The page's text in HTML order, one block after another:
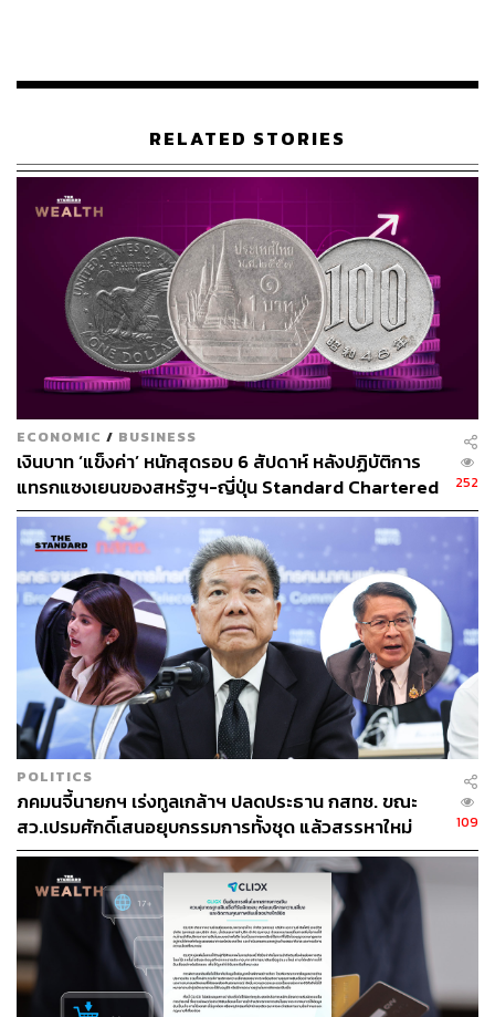
ทั้งนี้ ผลสำรวจการใช้จ่ายรายวัน (Daily Payment Survey)
ของ ธปท. ที่เก็บข้อมูลจาก 6,000 ตัวอย่างทั่วประเทศแบบปี
เว้นปี พบว่าเทรนด์การใช้เงินสดของคนไทยในช่วงหลายปีที่
ผ่านมาปรับลดลงอย่างต่อเนื่อง จากในปี 2560 ที่สัดส่วนการ
ใช้เงินสดอยู่ที่ 96% ขณะที่ช่องทางดิจิทัลมีเพียง 4% แต่
ปัจจุบันสัดส่วนการใช้เงินสดลดลงไปเหลือ 66% ขณะที่ดิจิทัล
เพิ่มขึ้นมาเป็น 34% ซึ่งปัจจัยหลักที่ก่อให้เกิดความ
เปลี่ยนแปลงคือการฟรีค่าธรรมเนียมต่างๆ และสถานการณ์
โควิดที่เป็นตัวเร่ง
“เราอยากเห็นดิจิทัลเป็นทางเลือกหลักในการทำธุรกรรมของ
คนไทย ไม่เฉพาะประชาชน แต่รวมถึงภาคธุรกิจและภาครัฐ
ด้วย ซึ่งในส่วนของภาคธุรกิจปัจจุบันก็มีการพัฒนาระบบ
พร้อมบิซขึ้นมารองรับแล้ว อย่างไรก็ดี แนวทางของเราไม่ใช่
คำว่า Cashless แต่เป็น Less Cash ไปเรื่อยๆ เพราะแม้แต่ใน
ประเทศที่พัฒนาไปไกลแล้ว เช่น ในสแกนดิเนเวียก็พบว่า
เงินสดยังมีความจำเป็นต้องมีอยู่เช่นกัน” ดารณีกล่าว
เทคโนโลยี NFC คืออะไร?
ข้อมูลจากสำนักงานพัฒนาธุรกรรมทางอิเล็กทรอนิกส์
(สพธอ.) ระบุว่า NFC เป็นเทคโนโลยีการสื่อสารไร้สายระยะ
สั้น (Short-Range Wireless Technology) ใช้คลื่นความถี่
13.56 เมกะเฮิรตซ์ บนพื้นฐานมาตรฐาน ISO 14443 (Philips
MIFARE and Sony’s FeliCa) ใช้ส่งข้อมูลได้ระยะประมาณ
4-10 เซนติเมตร มีความเร็วในการรับ-ส่งข้อมูลได้สูงสุด 424
กิโลบิตต่อวินาที และมีความเร็วในการติดต่อเริ่มต้นต่ำกว่า
0.1 วินาที ด้วยคุณสมบัติดังกล่าวจึงทำให้เทคโนโลยี NFC
ถูกนำมาประยุกต์ใช้งานเพื่อการสื่อสารระหว่างอุปกรณ์
อิเล็กทรอนิกส์ในระยะใกล้ๆ ซึ่งปัจจุบันกำลังได้รับความนิยม
อย่างมากและมีการใช้งานกันอย่างแพร่หลายมากขึ้นเรื่อยๆ
หนึ่งในรูปแบบการใช้งานของ NFC คือ Card Emulation
RELATED STORIES
ECONOMIC / BUSINESS
เงินบาท ‘แข็งค่า’ หนักสุดรอบ 6 สัปดาห์ หลังปฏิบัติการ
แทรกแซงเยนของสหรัฐฯ-ญี่ปุ่น Standard Chartered
เปิดเป้าสิ้นปีนี้จ่อแข็งต่อแตะ 32.50 บาทต่อดอลลาร์
252
POLITICS
ภคมนจี้นายกฯ เร่งทูลเกล้าฯ ปลดประธาน กสทช. ขณะ
สว.เปรมศักดิ์เสนอยุบกรรมการทั้งชุด แล้วสรรหาใหม่
109